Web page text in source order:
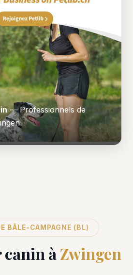
— Professionnels de
BÂLE-CAMPAGNE (BL)
canin àZwingen